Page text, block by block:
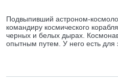
Подвыпивший астроном-
командиру космического
черных и белых дырах.
опытным путем. У него есть для